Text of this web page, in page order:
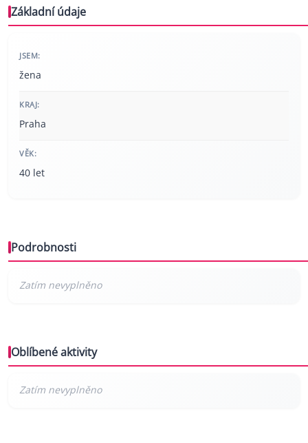
Základní údaje
JSEM:
žena
KRAJ:
Praha
VĚK:
40 let
Podrobnosti
Oblíbené aktivity